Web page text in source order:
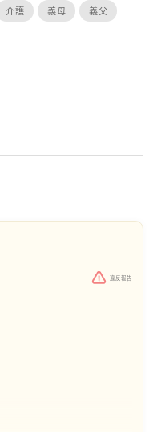
介護 義母 義父
違反報告